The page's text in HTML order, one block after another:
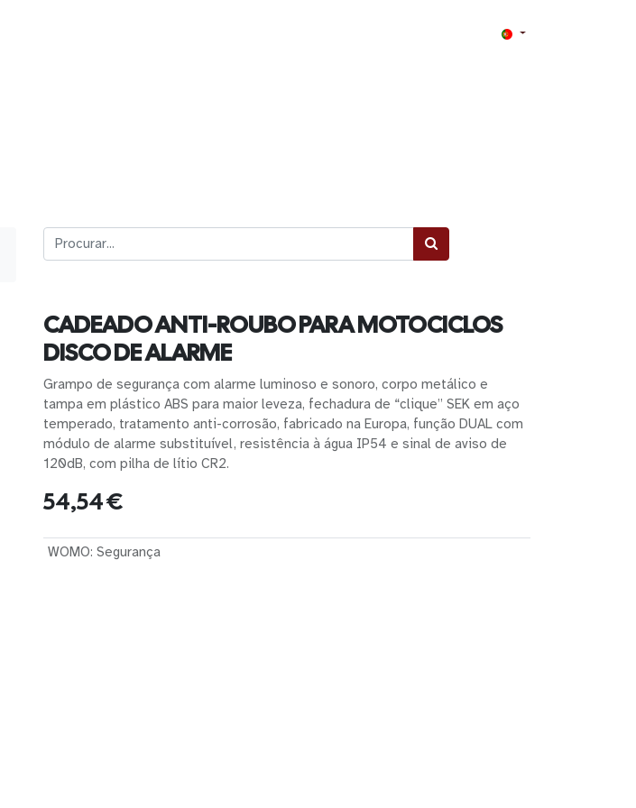
CADEADO ANTI-ROUBO PARA MOTOCICLOS
DISCO DE ALARME
Grampo de segurança com alarme luminoso e sonoro, corpo metálico e
tampa em plástico ABS para maior leveza, fechadura de “clique” SEK em aço
temperado, tratamento anti-corrosão, fabricado na Europa, função DUAL com
módulo de alarme substituível, resistência à água IP54 e sinal de aviso de
120dB, com pilha de lítio CR2.
54,54€
WOMO: Segurança